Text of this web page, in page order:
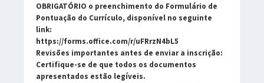
OBRIGATÓRIO o preenchimento do Formulário de
Pontuação do Currículo, disponível no seguinte
link:
https://forms.office.com/r/uFRrzN4bL5
Revisões importantes antes de enviar a inscrição:
Certifique-se de que todos os documentos
apresentados estão legíveis.